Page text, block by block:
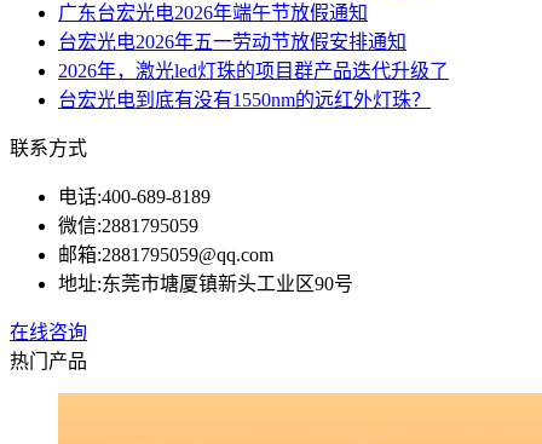
广东台宏光电2026年端午节放假通知
台宏光电2026年五一劳动节放假安排通知
2026年，激光led灯珠的项目群产品迭代升级了
台宏光电到底有没有1550nm的远红外灯珠？
联系方式
电话:400-689-8189
微信:2881795059
邮箱:2881795059@qq.com
地址:东莞市塘厦镇新头工业区90号
在线咨询
热门产品